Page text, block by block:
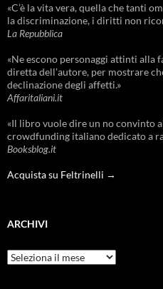
«C’è la vita vera, quella che tanti
la discriminazione, i diritti non
La Repubblica
«Ne escono personaggi attinti alla
diretta dell’autore, per mostrare
declinazione degli affetti.»
Affaritaliani.it
«Il libro vuole dire un no convinto
crowdfunding italiano dedicato a
Booksblog.it
Acquista su Feltrinelli →
ARCHIVI
Archivi